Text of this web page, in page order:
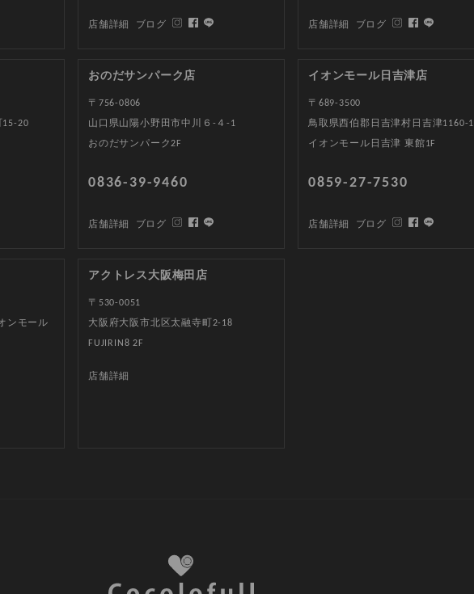
店舗詳細 ブログ 店舗詳細 ブログ
15-20
おのだサンパーク店
〒756-0806
山口県山陽小野田市中川６-４-1
おのだサンパーク2F
0836-39-9460
店舗詳細 ブログ
イオンモール日吉津店
〒689-3500
鳥取県西伯郡日吉津村日吉津1160-1
イオンモール日吉津 東館1F
0859-27-7530
店舗詳細 ブログ
ンモール
アクトレス大阪梅田店
〒530-0051
大阪府大阪市北区太融寺町2-18
FUJIRIN8 2F
店舗詳細